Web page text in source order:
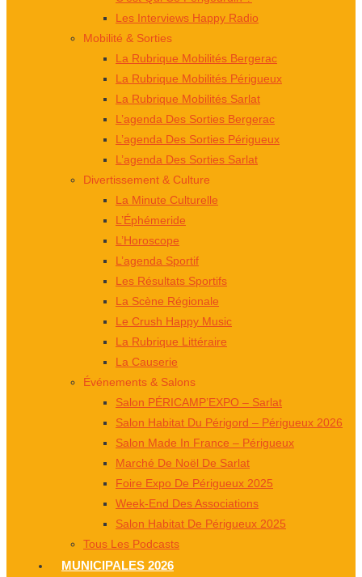
Les Interviews Happy Radio
Mobilité & Sorties
La Rubrique Mobilités Bergerac
La Rubrique Mobilités Périgueux
La Rubrique Mobilités Sarlat
L’agenda Des Sorties Bergerac
L’agenda Des Sorties Périgueux
L’agenda Des Sorties Sarlat
Divertissement & Culture
La Minute Culturelle
L’Éphémeride
L’Horoscope
L’agenda Sportif
Les Résultats Sportifs
La Scène Régionale
Le Crush Happy Music
La Rubrique Littéraire
La Causerie
Événements & Salons
Salon PÉRICAMP’EXPO – Sarlat
Salon Habitat Du Périgord – Périgueux 2026
Salon Made In France – Périgueux
Marché De Noël De Sarlat
Foire Expo De Périgueux 2025
Week-End Des Associations
Salon Habitat De Périgueux 2025
Tous Les Podcasts
MUNICIPALES 2026